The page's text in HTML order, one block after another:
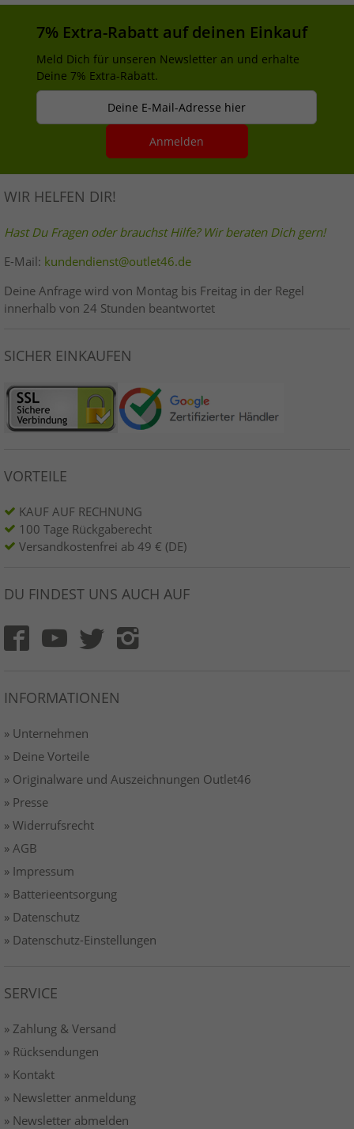
7% Extra-Rabatt auf deinen Einkauf
Meld Dich für unseren Newsletter an und erhalte
Deine 7% Extra-Rabatt.
Deine E-Mail-Adresse hier
Anmelden
WIR HELFEN DIR!
Hast Du Fragen oder brauchst Hilfe? Wir beraten Dich gern!
E-Mail: kundendienst@outlet46.de
Deine Anfrage wird von Montag bis Freitag in der Regel
innerhalb von 24 Stunden beantwortet
SICHER EINKAUFEN
VORTEILE
KAUF AUF RECHNUNG
100 Tage Rückgaberecht
Versandkostenfrei ab 49 € (DE)
DU FINDEST UNS AUCH AUF
INFORMATIONEN
» Unternehmen
» Deine Vorteile
» Originalware und Auszeichnungen Outlet46
» Presse
» Widerrufsrecht
» AGB
» Impressum
» Batterieentsorgung
» Datenschutz
» Datenschutz-Einstellungen
SERVICE
» Zahlung & Versand
» Rücksendungen
» Kontakt
» Newsletter anmeldung
» Newsletter abmelden